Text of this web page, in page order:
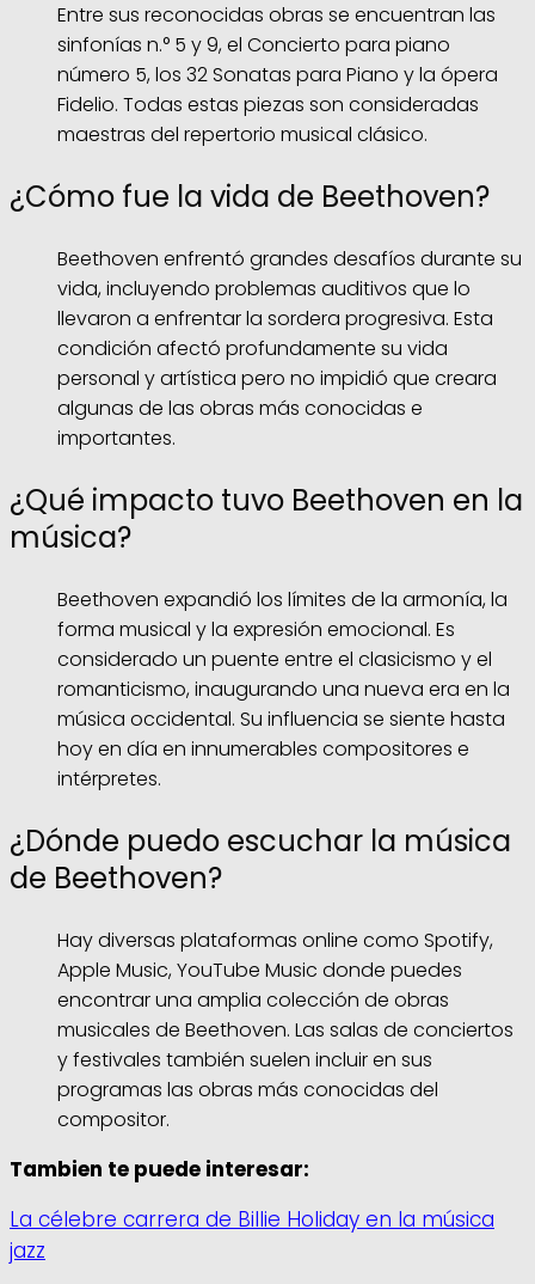
Entre sus reconocidas obras se encuentran las
sinfonías n.° 5 y 9, el Concierto para piano
número 5, los 32 Sonatas para Piano y la ópera
Fidelio. Todas estas piezas son consideradas
maestras del repertorio musical clásico.
¿Cómo fue la vida de Beethoven?
Beethoven enfrentó grandes desafíos durante su
vida, incluyendo problemas auditivos que lo
llevaron a enfrentar la sordera progresiva. Esta
condición afectó profundamente su vida
personal y artística pero no impidió que creara
algunas de las obras más conocidas e
importantes.
¿Qué impacto tuvo Beethoven en la
música?
Beethoven expandió los límites de la armonía, la
forma musical y la expresión emocional. Es
considerado un puente entre el clasicismo y el
romanticismo, inaugurando una nueva era en la
música occidental. Su influencia se siente hasta
hoy en día en innumerables compositores e
intérpretes.
¿Dónde puedo escuchar la música
de Beethoven?
Hay diversas plataformas online como Spotify,
Apple Music, YouTube Music donde puedes
encontrar una amplia colección de obras
musicales de Beethoven. Las salas de conciertos
y festivales también suelen incluir en sus
programas las obras más conocidas del
compositor.
Tambien te puede interesar:
La célebre carrera de Billie Holiday en la música
jazz